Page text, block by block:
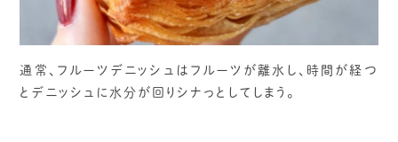
通常、フルーツデニッシュはフルーツが離水し、時間が経つ
とデニッシュに水分が回りシナっとしてしまう。